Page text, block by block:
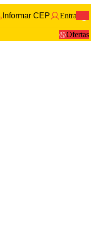
Informar CEP Entrar
Ofertas